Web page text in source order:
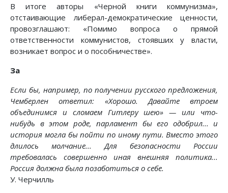
В итоге авторы «Черной книги коммунизма»,
отстаивающие либерал-демократические ценности,
провозглашают: «Помимо вопроса о прямой
ответственности коммунистов, стоявших у власти,
возникает вопрос и о пособничестве».
За
Если бы, например, по получении русского предложения,
Чемберлен ответил: «Хорошо. Давайте втроем
объединимся и сломаем Гитлеру шею» — или что-
нибудь в этом роде, парламент бы его одобрил... и
история могла бы пойти по иному пути. Вместо этого
длилось молчание... Для безопасности России
требовалась совершенно иная внешняя политика...
Россия должна была позаботиться о себе.
У. Черчилль